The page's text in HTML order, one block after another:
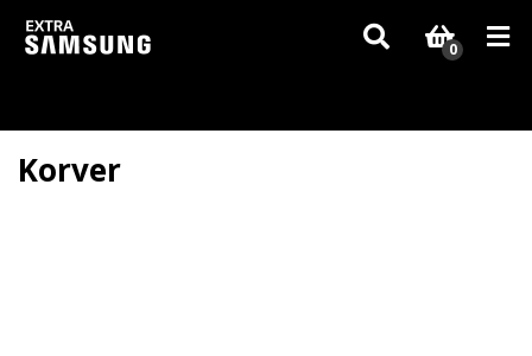
Vzhledem k aktuální situaci se může dodání dílů, které nejsou skladem,
zpozdit. Děkujeme za pochopení.
0
Korver